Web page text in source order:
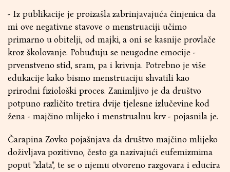
- Iz publikacije je proizašla zabrinjavajuća činjenica da
mi ove negativne stavove o menstruaciji učimo
primarno u obitelji, od majki, a oni se kasnije provlače
kroz školovanje. Pobuđuju se neugodne emocije -
prvenstveno stid, sram, pa i krivnja. Potrebno je više
edukacije kako bismo menstruaciju shvatili kao
prirodni fiziološki proces. Zanimljivo je da društvo
potpuno različito tretira dvije tjelesne izlučevine kod
žena - majčino mlijeko i menstrualnu krv - pojasnila je.
Čarapina Zovko pojašnjava da društvo majčino mlijeko
doživljava pozitivno, često ga nazivajući eufemizmima
poput "zlata", te se o njemu otvoreno razgovara i educira